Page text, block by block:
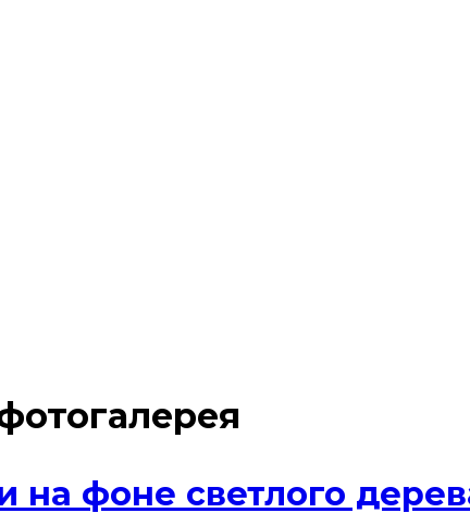
на фоне светлого